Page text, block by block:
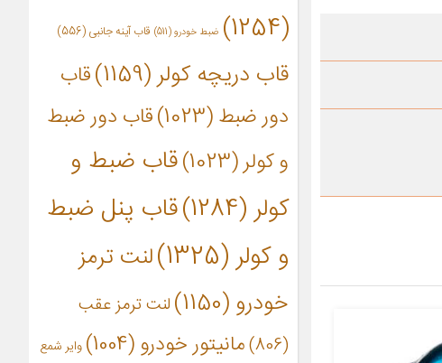
(1254)
ضبط خودرو(511) قاب آینه جانبی (556)
قاب دریچه کولر(1159)
قاب
دور ضبط(1023)
قاب دور ضبط
و کولر(1023)
قاب ضبط و
کولر(1284)
قاب پنل ضبط
و کولر(1325)
لنت ترمز
خودرو(1150)
لنت ترمز عقب
(806)
مانیتور خودرو(1004)
وایر شمع